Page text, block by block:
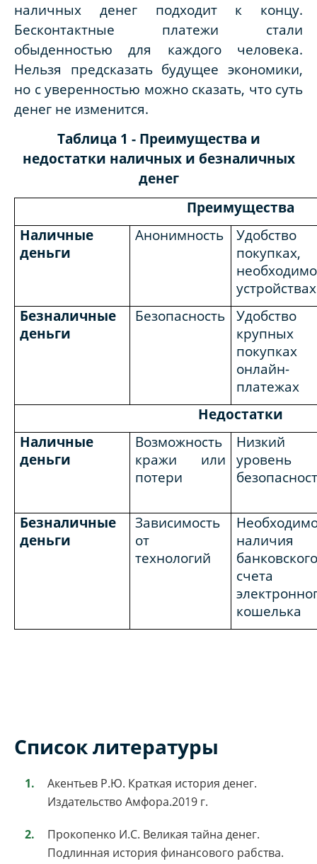
наличных денег подходит к концу.
Бесконтактные платежи стали
обыденностью для каждого человека.
Нельзя предсказать будущее экономики,
но с уверенностью можно сказать, что суть
денег не изменится.
Таблица 1 - Преимущества и
недостатки наличных и безналичных
денег
Преимущества
Наличные
деньги
Анонимность
Безналичные
деньги
Безопасность
Удобство
крупных
покупках
онлайн-
платежах
Недостатки
Наличные
деньги
Возможность
кражи или
потери
Низкий
уровень
Безналичные
деньги
Зависимость
от
технологий
наличия
счета
кошелька
Список литературы
Акентьев Р.Ю. Краткая история денег.
Издательство Амфора.2019 г.
Прокопенко И.С. Великая тайна денег.
Подлинная история финансового рабства.